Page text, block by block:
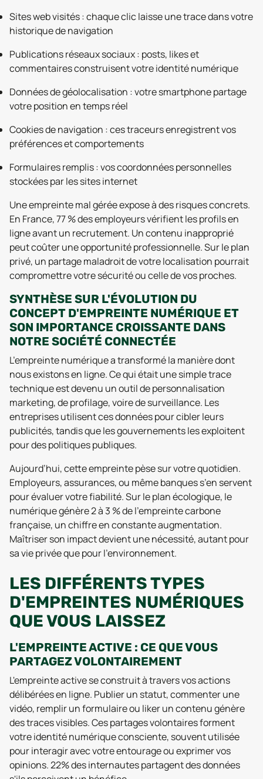
Sites web visités : chaque clic laisse une trace dans votre
historique de navigation
Publications réseaux sociaux : posts, likes et
commentaires construisent votre identité numérique
Données de géolocalisation : votre smartphone partage
votre position en temps réel
Cookies de navigation : ces traceurs enregistrent vos
préférences et comportements
Formulaires remplis : vos coordonnées personnelles
stockées par les sites internet
Une empreinte mal gérée expose à des risques concrets.
En France, 77 % des employeurs vérifient les profils en
ligne avant un recrutement. Un contenu inapproprié
peut coûter une opportunité professionnelle. Sur le plan
privé, un partage maladroit de votre localisation pourrait
compromettre votre sécurité ou celle de vos proches.
SYNTHÈSE SUR L'ÉVOLUTION DU
CONCEPT D'EMPREINTE NUMÉRIQUE ET
SON IMPORTANCE CROISSANTE DANS
NOTRE SOCIÉTÉ CONNECTÉE
L’empreinte numérique a transformé la manière dont
nous existons en ligne. Ce qui était une simple trace
technique est devenu un outil de personnalisation
marketing, de profilage, voire de surveillance. Les
entreprises utilisent ces données pour cibler leurs
publicités, tandis que les gouvernements les exploitent
pour des politiques publiques.
Aujourd’hui, cette empreinte pèse sur votre quotidien.
Employeurs, assurances, ou même banques s’en servent
pour évaluer votre fiabilité. Sur le plan écologique, le
numérique génère 2 à 3 % de l’empreinte carbone
française, un chiffre en constante augmentation.
Maîtriser son impact devient une nécessité, autant pour
sa vie privée que pour l’environnement.
LES DIFFÉRENTS TYPES
D'EMPREINTES NUMÉRIQUES
QUE VOUS LAISSEZ
L'EMPREINTE ACTIVE : CE QUE VOUS
PARTAGEZ VOLONTAIREMENT
L'empreinte active se construit à travers vos actions
délibérées en ligne. Publier un statut, commenter une
vidéo, remplir un formulaire ou liker un contenu génère
des traces visibles. Ces partages volontaires forment
votre identité numérique consciente, souvent utilisée
pour interagir avec votre entourage ou exprimer vos
opinions. 22% des internautes partagent des données